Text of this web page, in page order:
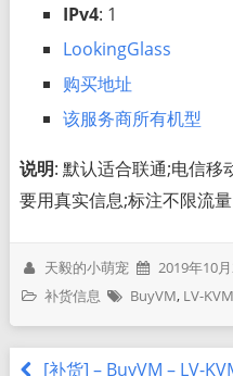
IPv4: 1
LookingGlass
购买地址
该服务商所有机型
说明: 默认适合联通;电信移
要用真实信息;标注不限流量
天毅的小萌宠 2019年10
补货信息
BuyVM, LV-
[补货] – BuyVM – LV-